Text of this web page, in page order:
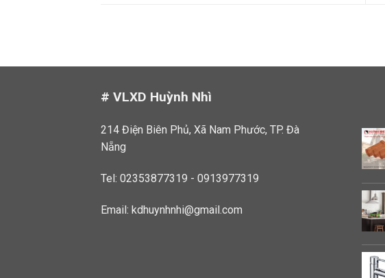
# VLXD Huỳnh Nhì
214 Điện Biên Phủ, Xã Nam Phước, TP. Đà
Nẵng
Tel: 02353877319 - 0913977319
Email: kdhuynhnhi@gmail.com